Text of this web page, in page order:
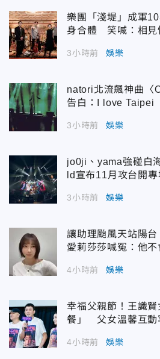
樂團「淺堤」成軍
身合體 笑喊：相見
3小時前 娛樂
natori北流飆神曲
告白：I love Taipei
3小時前 娛樂
jo0ji、yama強碰白
ld宣布11月攻台開專
3小時前 娛樂
讓助理颱風天站陽
愛莉莎莎喊冤：他不
4小時前 娛樂
幸福父親節！王識
餐」 父女溫馨互動
4小時前 娛樂